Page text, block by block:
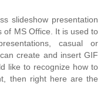
slideshow presentation
of MS Office. It is used to
casual or
create and insert GIF
like to recognize how to
then right here are the